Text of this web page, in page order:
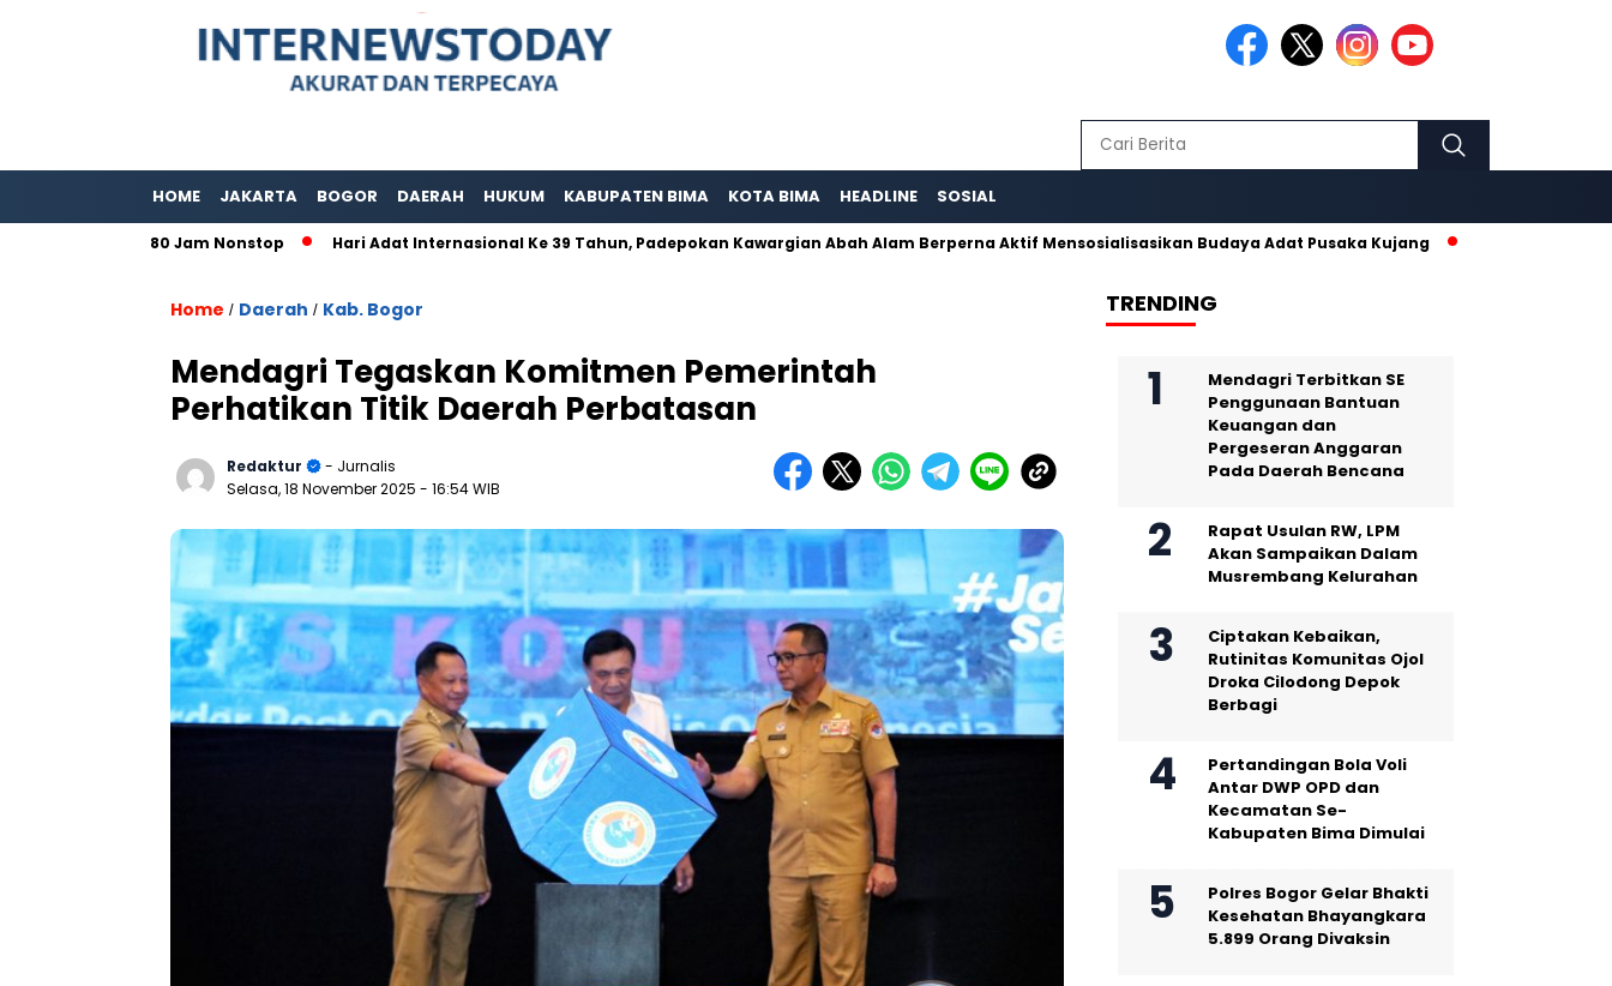
HOME JAKARTA BOGOR DAERAH HUKUM KABUPATEN BIMA KOTA BIMA HEADLINE SOSIAL
Layanan 80 Jam Nonstop Hari Adat Internasional Ke 39 Tahun, Padepokan Kawargian Abah Alam Berperna Aktif Mensosialisasikan Budaya Adat Pusaka Kujang Makmur Hidayat dan
Home / Daerah / Kab. Bogor
Mendagri Tegaskan Komitmen Pemerintah
Perhatikan Titik Daerah Perbatasan
Redaktur
- Jurnalis
Selasa, 18 November 2025 - 16:54 WIB
TRENDING
Mendagri Terbitkan SE
Penggunaan Bantuan
Keuangan dan
Pergeseran Anggaran
Pada Daerah Bencana
Rapat Usulan RW, LPM
Akan Sampaikan Dalam
Musrembang Kelurahan
Ciptakan Kebaikan,
Rutinitas Komunitas Ojol
Droka Cilodong Depok
Berbagi
Pertandingan Bola Voli
Antar DWP OPD dan
Kecamatan Se-
Kabupaten Bima Dimulai
Polres Bogor Gelar Bhakti
Kesehatan Bhayangkara
5.899 Orang Divaksin